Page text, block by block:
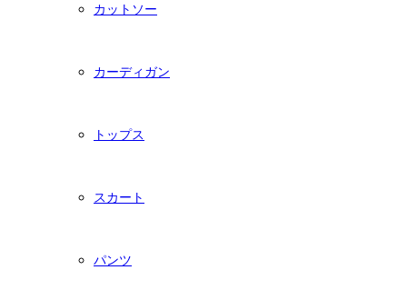
カットソー
カーディガン
トップス
スカート
パンツ